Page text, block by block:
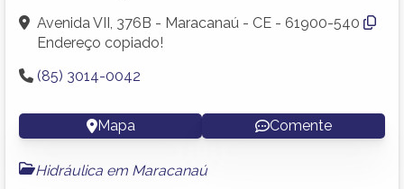
Avenida VII, 376B - Maracanaú - CE - 61900-540
Endereço copiado!
(85) 3014-0042
Mapa Comente
Hidráulica em Maracanaú